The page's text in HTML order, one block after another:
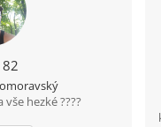
hezké ????